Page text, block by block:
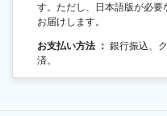
す。ただし、日本語版が必要
お届けします。
お支払い方法 ： 銀行振込、
済。